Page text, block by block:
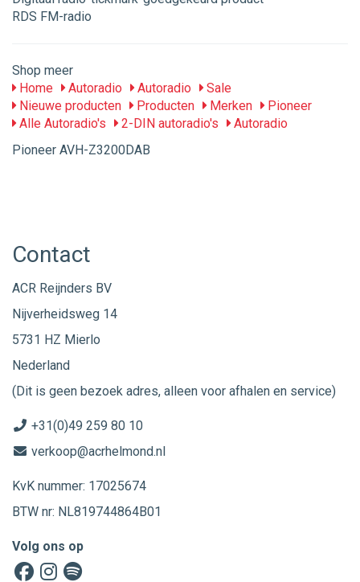
RDS FM-radio
Shop meer
Home
Autoradio Autoradio
Sale
Nieuwe producten
Producten Merken
Pioneer
Alle Autoradio's
2-DIN autoradio's
Autoradio
Pioneer AVH-Z3200DAB
Contact
ACR Reijnders BV
Nijverheidsweg 14
5731 HZ Mierlo
Nederland
(Dit is geen bezoek adres, alleen voor afhalen en service)
+31(0)49 259 80 10
verkoop@acrhelmond.nl
KvK nummer: 17025674
BTW nr: NL819744864B01
Volg ons op